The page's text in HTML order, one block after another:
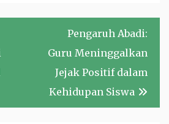
Pengaruh Abadi:
Guru Meninggalkan
Jejak Positif dalam
Kehidupan Siswa